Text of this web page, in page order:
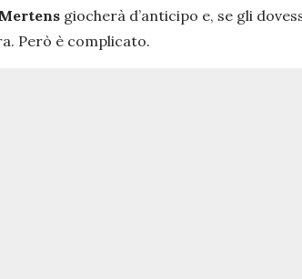
Mertens giocherà d’anticipo e, se gli
Però è complicato.